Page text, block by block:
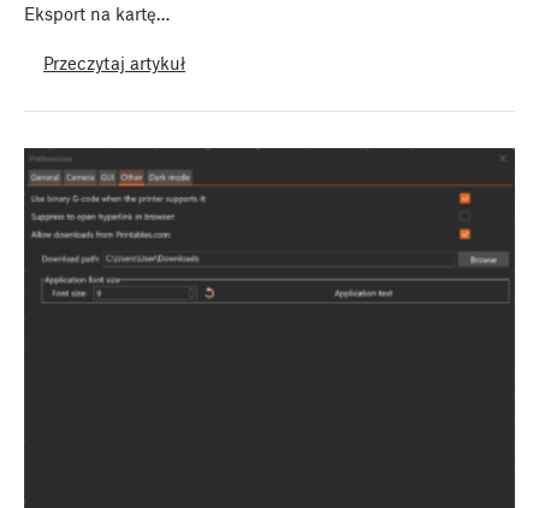
Eksport na kartę…
Przeczytaj artykuł